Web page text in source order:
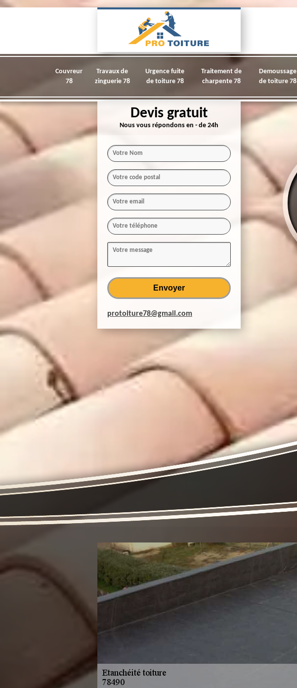
Couvreur
78
Travaux de
zinguerie 78
Urgence fuite
de toiture 78
Traitement de
charpente 78
Demoussage
de toiture 78
Devis gratuit
Nous vous répondons en - de 24h
protoiture78@gmail.com